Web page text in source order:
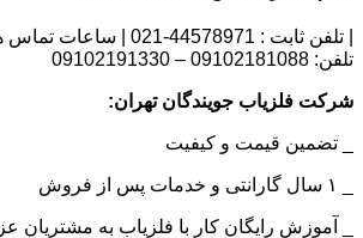
| تلفن ثابت : 44578971-021 | ساعات تماس همه روزه 9 الی 18
تلفن: 09102181088 – 09102191330
شرکت فلزیاب جویندگان تهران:
_ تضمین قیمت و کیفیت
_ آموزش رایگان کار با فلزیاب به مشتریان